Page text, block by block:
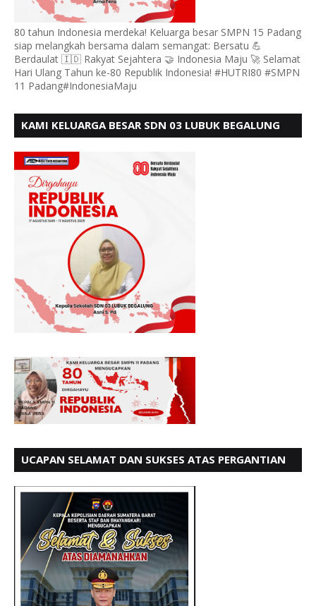
80 tahun Indonesia merdeka! Keluarga besar SMPN 15 Padang
siap melangkah bersama dalam semangat: Bersatu 💪
Berdaulat 🇮🇩 Rakyat Sejahtera 🤝 Indonesia Maju 🚀 Selamat
Hari Ulang Tahun ke-80 Republik Indonesia! #HUTRI80 #SMPN
11 Padang#IndonesiaMaju
KAMI KELUARGA BESAR SDN 03 LUBUK BEGALUNG
UCAPAN SELAMAT DAN SUKSES ATAS PERGANTIAN